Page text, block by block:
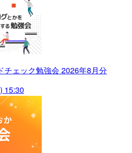
チェック勉強会 2026年8月分
15:30